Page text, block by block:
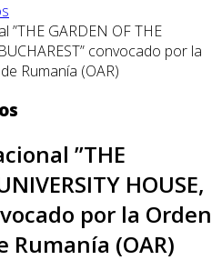
GARDEN OF THE
convocado por la
Rumanía (OAR)
”THE
HOUSE,
por la Orden
(OAR)